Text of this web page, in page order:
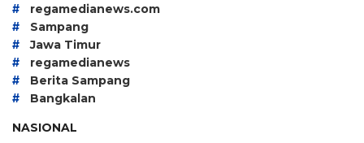
# regamedianews.com
# Sampang
# Jawa Timur
# regamedianews
# Berita Sampang
#
Bangkalan
NASIONAL